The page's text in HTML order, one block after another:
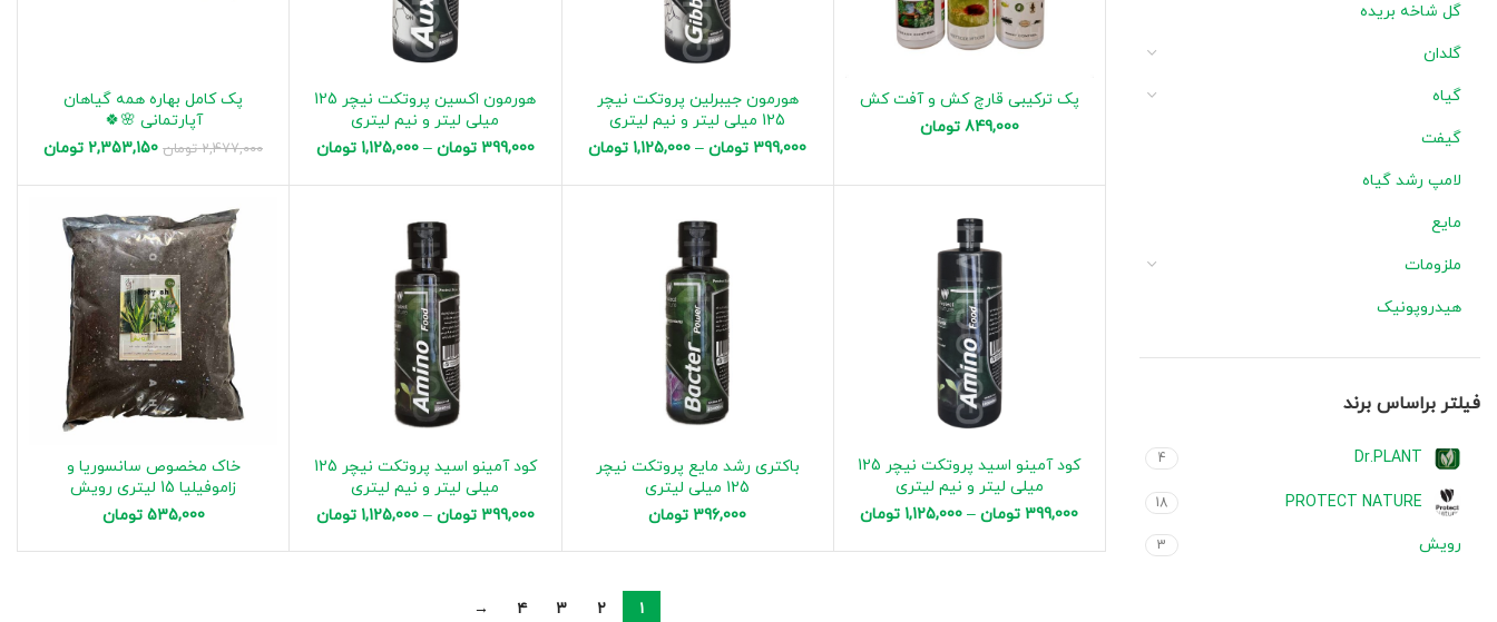
گل شاخه بریده
گلدان
گیاه
گیفت
لامپ رشد گیاه
مایع
ملزومات
هیدروپونیک
فیلتر براساس برند
Dr.PLANT
4
PROTECT NATURE
18
رویش 3
پک ترکیبی قارچ کش و آفت کش
849,000 تومان
هورمون جیبرلین پروتکت نیچر
125 میلی لیتر و نیم لیتری
399,000 تومان –
1,125,000 تومان
هورمون اکسین پروتکت نیچر 125
میلی لیتر و نیم لیتری
399,000 تومان –
1,125,000 تومان
پک کامل بهاره همه گیاهان
آپارتمانی 🌸🍀
2,477,000 تومان 2,353,150 تومان
کود آمینو اسید پروتکت نیچر 125
میلی لیتر و نیم لیتری
399,000 تومان –
1,125,000 تومان
باکتری رشد مایع پروتکت نیچر
125 میلی لیتری
396,000 تومان
کود آمینو اسید پروتکت نیچر 125
میلی لیتر و نیم لیتری
399,000 تومان –
1,125,000 تومان
خاک مخصوص سانسوریا و
زاموفیلیا 15 لیتری رویش
535,000 تومان
۱ ۲ ۳ ۴ →